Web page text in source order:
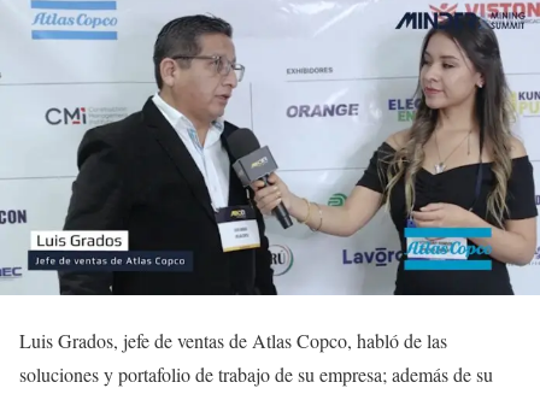
Luis Grados, jefe de ventas de Atlas Copco, habló de las
soluciones y portafolio de trabajo de su empresa; además de su